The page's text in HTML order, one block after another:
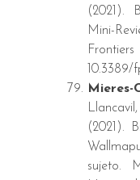
(2021).
Mini-
10.3389/
(2021).
sujeto.